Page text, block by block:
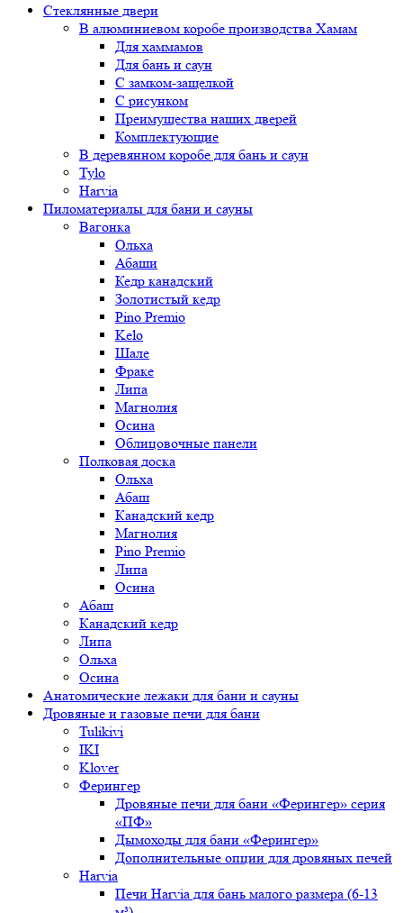
Стеклянные двери
В алюминиевом коробе производства Хамам
Для хаммамов
Для бань и саун
С замком-защелкой
С рисунком
Преимущества наших дверей
Комплектующие
В деревянном коробе для бань и саун
Tylo
Harvia
Пиломатериалы для бани и сауны
Вагонка
Ольха
Абаши
Кедр канадский
Золотистый кедр
Pino Premio
Kelo
Шале
Фраке
Липа
Магнолия
Осина
Облицовочные панели
Полковая доска
Ольха
Абаш
Канадский кедр
Магнолия
Pino Premio
Липа
Осина
Абаш
Канадский кедр
Липа
Ольха
Осина
Анатомические лежаки для бани и сауны
Дровяные и газовые печи для бани
Tulikivi
IKI
Klover
Ферингер
Дровяные печи для бани «Ферингер» серия
«ПФ»
Дымоходы для бани «Ферингер»
Дополнительные опции для дровяных печей
Harvia
Печи Harvia для бань малого размера (6-13